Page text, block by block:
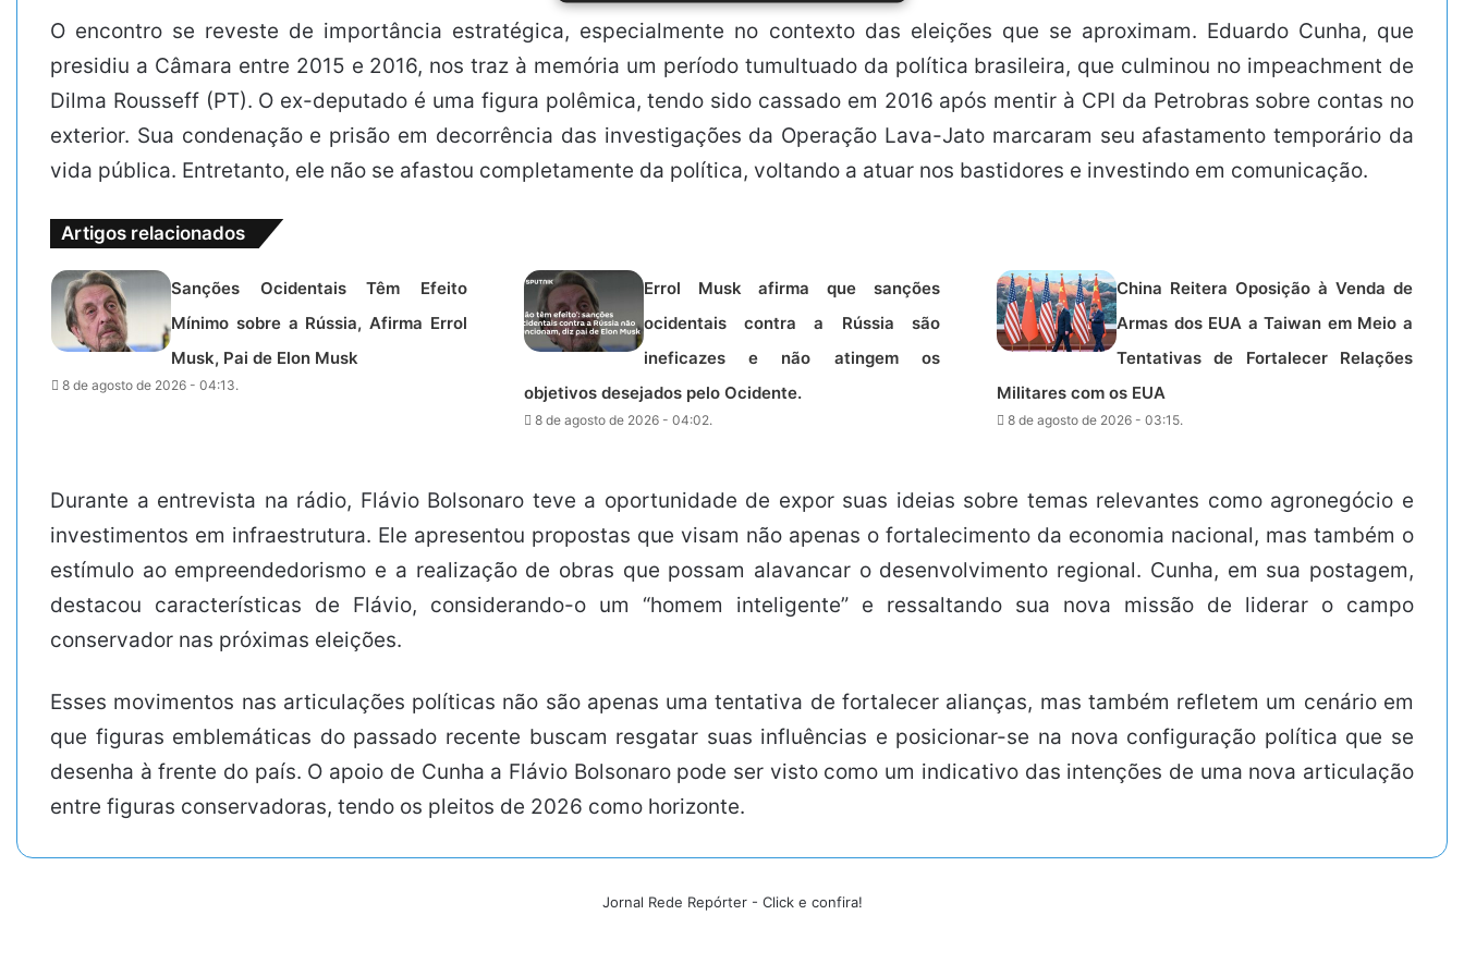
O encontro se reveste de importância estratégica, especialmente no contexto das eleições que se aproximam. Eduardo Cunha, que
presidiu a Câmara entre 2015 e 2016, nos traz à memória um período tumultuado da política brasileira, que culminou no impeachment de
Dilma Rousseff (PT). O ex-deputado é uma figura polêmica, tendo sido cassado em 2016 após mentir à CPI da Petrobras sobre contas no
exterior. Sua condenação e prisão em decorrência das investigações da Operação Lava-Jato marcaram seu afastamento temporário da
vida pública. Entretanto, ele não se afastou completamente da política, voltando a atuar nos bastidores e investindo em comunicação.
Artigos relacionados
Sanções Ocidentais Têm Efeito
Mínimo sobre a Rússia, Afirma Errol
Musk, Pai de Elon Musk
8 de agosto de 2026 - 04:13.
Errol Musk afirma que sanções
ocidentais contra a Rússia são
ineficazes e não atingem os
objetivos desejados pelo Ocidente.
8 de agosto de 2026 - 04:02.
China Reitera Oposição à Venda de
Armas dos EUA a Taiwan em Meio a
Tentativas de Fortalecer Relações
Militares com os EUA
8 de agosto de 2026 - 03:15.
Durante a entrevista na rádio, Flávio Bolsonaro teve a oportunidade de expor suas ideias sobre temas relevantes como agronegócio e
investimentos em infraestrutura. Ele apresentou propostas que visam não apenas o fortalecimento da economia nacional, mas também o
estímulo ao empreendedorismo e a realização de obras que possam alavancar o desenvolvimento regional. Cunha, em sua postagem,
destacou características de Flávio, considerando-o um “homem inteligente” e ressaltando sua nova missão de liderar o campo
conservador nas próximas eleições.
Esses movimentos nas articulações políticas não são apenas uma tentativa de fortalecer alianças, mas também refletem um cenário em
que figuras emblemáticas do passado recente buscam resgatar suas influências e posicionar-se na nova configuração política que se
desenha à frente do país. O apoio de Cunha a Flávio Bolsonaro pode ser visto como um indicativo das intenções de uma nova articulação
entre figuras conservadoras, tendo os pleitos de 2026 como horizonte.
Jornal Rede Repórter - Click e confira!